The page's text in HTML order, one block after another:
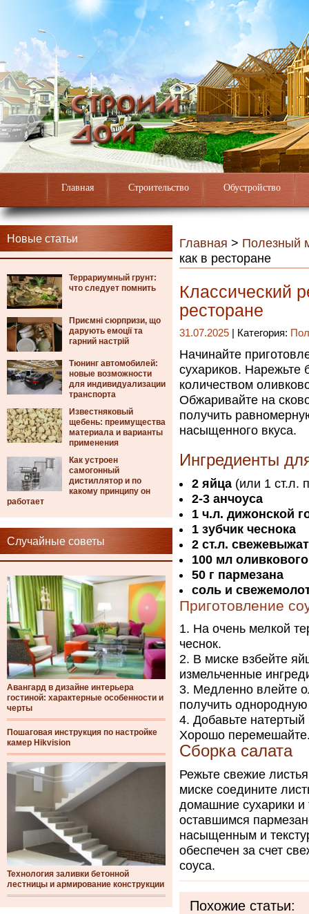
Главная Строительство Обустройство
Новые статьи
Террариумный грунт:
что следует помнить
Приємні сюрпризи, що
дарують емоції та
гарний настрій
Тюнинг автомобилей:
новые возможности
для индивидуализации
транспорта
Известняковый
щебень: преимущества
материала и варианты
применения
Как устроен
самогонный
дистиллятор и по
какому принципу он
работает
Случайные советы
Авангард в дизайне интерьера
гостиной: характерные особенности и
черты
Пошаговая инструкция по настройке
камер Hikvision
Технология заливки бетонной
лестницы и армирование конструкции
Главная > Полезный
как в ресторане
Классический
ресторане
31.07.2025 | Категория:
Начинайте
сухариков. Нарежьте
количеством
Обжаривайте на
получить
насыщенного вкуса.
Ингредиенты
2 яйца (или 1 ст.л.
2-3 анчоуса
1 ч.л. дижонской
1 зубчик чеснока
2 ст.л.
100 мл
50 г пармезана
соль и
Приготовление
На очень мелкой
чеснок.
В миске взбейте
измельченные
Медленно влейте
получить
Добавьте натертый
Хорошо
Сборка салата
Режьте свежие
миске соедините
домашние сухарики и
оставшимся
насыщенным и
обеспечен за счет
соуса.
Похожие статьи: